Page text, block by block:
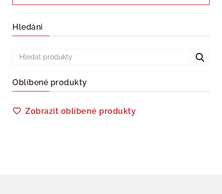
Hledání
Oblíbené produkty
Zobrazit oblíbené produkty